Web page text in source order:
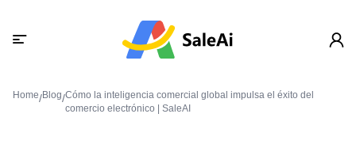
Home/Blog/Cómo la inteligencia comercial global impulsa el éxito del
comercio electrónico | SaleAI